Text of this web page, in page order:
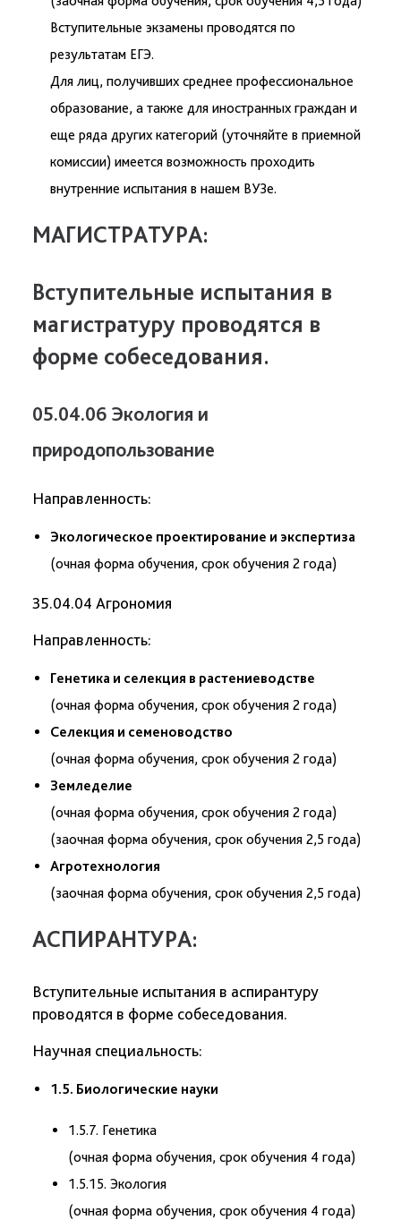
Вступительные экзамены проводятся по
результатам ЕГЭ.
Для лиц, получивших среднее профессиональное
образование, а также для иностранных граждан и
еще ряда других категорий (уточняйте в приемной
комиссии) имеется возможность проходить
внутренние испытания в нашем ВУЗе.
МАГИСТРАТУРА:
Вступительные испытания в
магистратуру проводятся в
форме собеседования.
05.04.06 Экология и
природопользование
Направленность:
Экологическое проектирование и экспертиза
(очная форма обучения, срок обучения 2 года)
35.04.04 Агрономия
Направленность:
Генетика и селекция в растениеводстве
(очная форма обучения, срок обучения 2 года)
Селекция и семеноводство
(очная форма обучения, срок обучения 2 года)
Земледелие
(очная форма обучения, срок обучения 2 года)
(заочная форма обучения, срок обучения 2,5 года)
Агротехнология
(заочная форма обучения, срок обучения 2,5 года)
АСПИРАНТУРА:
Вступительные испытания в аспирантуру
проводятся в форме собеседования.
Научная специальность:
1.5. Биологические науки
1.5.7. Генетика
(очная форма обучения, срок обучения 4 года)
1.5.15. Экология
(очная форма обучения, срок обучения 4 года)